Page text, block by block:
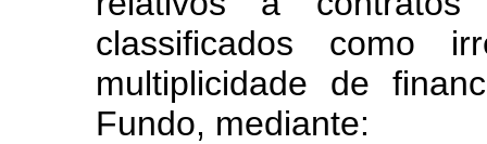
classificados como
multiplicidade de
Fundo, mediante: